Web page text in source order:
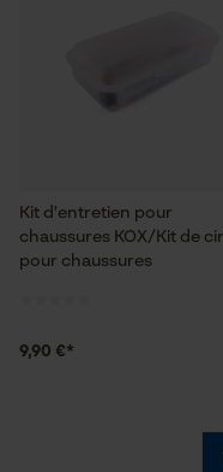
Kit d'entretien pour
chaussures KOX/Kit de
pour chaussures
9,90 €*